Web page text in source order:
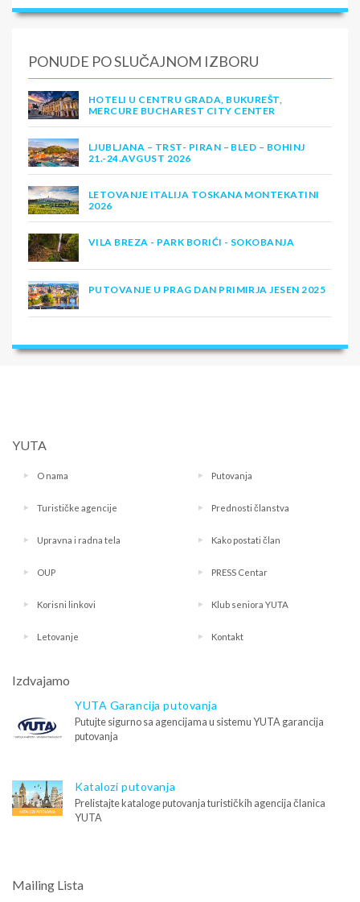
PONUDE PO SLUČAJNOM IZBORU
HOTELI U CENTRU GRADA, BUKUREŠT,
MERCURE BUCHAREST CITY CENTER
LJUBLJANA – TRST- PIRAN – BLED – BOHINJ
21.-24.AVGUST 2026
LETOVANJE ITALIJA TOSKANA MONTEKATINI
2026
VILA BREZA - PARK BORIĆI - SOKOBANJA
PUTOVANJE U PRAG DAN PRIMIRJA JESEN 2025
YUTA
O nama Putovanja
Turističke agencije Prednosti članstva
Upravna i radna tela Kako postati član
OUP PRESS Centar
Korisni linkovi Klub seniora YUTA
Letovanje Kontakt
Izdvajamo
YUTA Garancija putovanja
Putujte sigurno sa agencijama u sistemu YUTA garancija
putovanja
Katalozi putovanja
Prelistajte kataloge putovanja turističkih agencija članica
YUTA
Mailing Lista